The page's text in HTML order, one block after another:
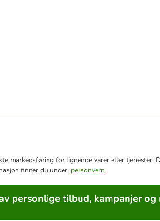
markedsføring for lignende varer eller
finner du under: personvern
personlige tilbud, kampanjer og